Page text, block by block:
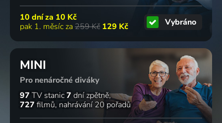
10 dní za 10 Kč
pak 1. měsíc za 259 Kč 129 Kč Vybráno
MINI
Pro nenáročné diváky
97 TV stanic7 dní zpětně
727 filmů nahrávání 20 pořadů